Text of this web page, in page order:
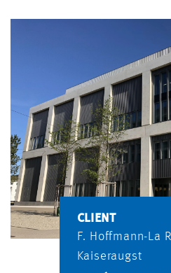
CLIENT
F. Hoffmann-La
Kaiseraugst